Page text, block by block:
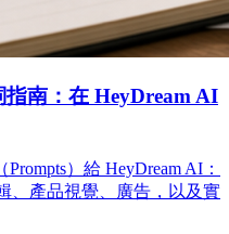
指南：在 HeyDream AI
）給 HeyDream AI：
、產品視覺、廣告，以及實